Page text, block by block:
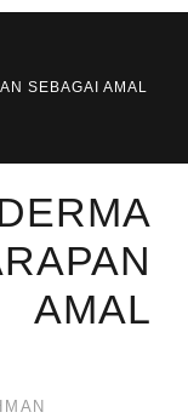
SEBAGAI AMAL